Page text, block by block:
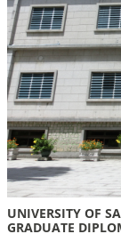
UNIVERSITY OF
GRADUATE